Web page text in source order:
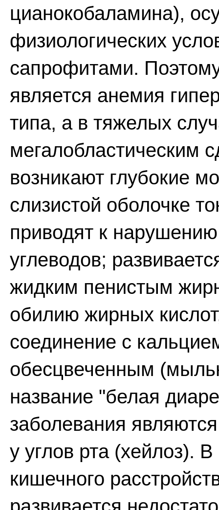
цианокобаламина),
физиологических
сапрофитами.
является анемия
типа, а в тяжелых
мегалобластическим
возникают глубокие
слизистой оболочке
приводят к
углеводов;
жидким пенистым
обилию жирных
соединение с
обесцвеченным
название "белая
заболевания
у углов рта (хейлоз).
кишечного